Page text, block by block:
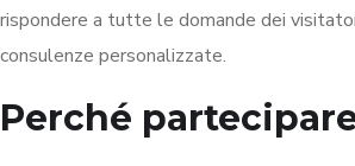
rispondere a tutte le domande dei
consulenze personalizzate.
Perché